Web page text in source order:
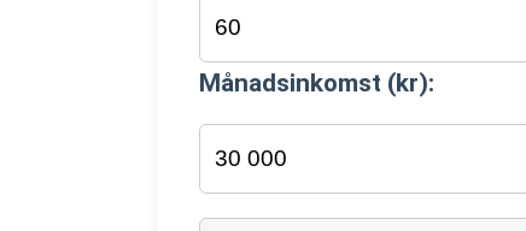
Månadsinkomst (kr):